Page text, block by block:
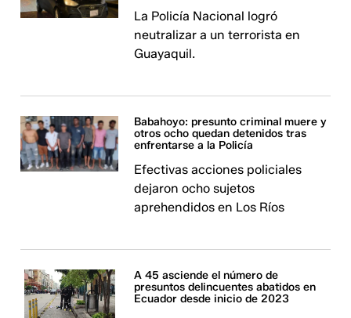
La Policía Nacional logró
neutralizar a un terrorista en
Guayaquil.
Babahoyo: presunto criminal muere y
otros ocho quedan detenidos tras
enfrentarse a la Policía
Efectivas acciones policiales
dejaron ocho sujetos
aprehendidos en Los Ríos
A 45 asciende el número de
presuntos delincuentes abatidos en
Ecuador desde inicio de 2023